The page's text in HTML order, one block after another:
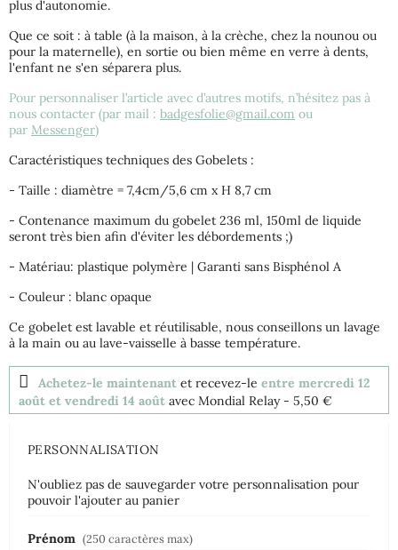
plus d'autonomie.
Que ce soit : à table (à la maison, à la crèche, chez la nounou ou
pour la maternelle), en sortie ou bien même en verre à dents,
l'enfant ne s'en séparera plus.
Pour personnaliser l’article avec d’autres motifs, n’hésitez pas à
nous contacter (par mail : badgesfolie@gmail.com ou
par Messenger)
Caractéristiques techniques des Gobelets :
- Taille : diamètre = 7,4cm/5,6 cm x H 8,7 cm
- Contenance maximum du gobelet 236 ml, 150ml de liquide
seront très bien afin d'éviter les débordements ;)
- Matériau: plastique polymère | Garanti sans Bisphénol A
- Couleur : blanc opaque
Ce gobelet est lavable et réutilisable, nous conseillons un lavage
à la main ou au lave-vaisselle à basse température.
Achetez-le maintenant et recevez-le entre mercredi 12
août et vendredi 14 août avec Mondial Relay - 5,50 €
PERSONNALISATION
N'oubliez pas de sauvegarder votre personnalisation pour
pouvoir l'ajouter au panier
Prénom (250 caractères max)